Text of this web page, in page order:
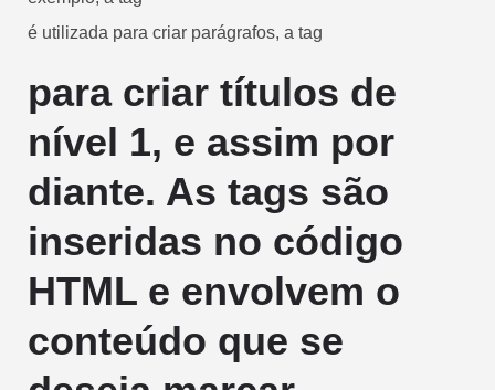
é utilizada para criar parágrafos, a tag
para criar títulos de
nível 1, e assim por
diante. As tags são
inseridas no código
HTML e envolvem o
conteúdo que se